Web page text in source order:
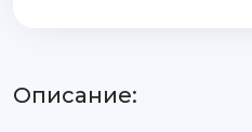
Описание: